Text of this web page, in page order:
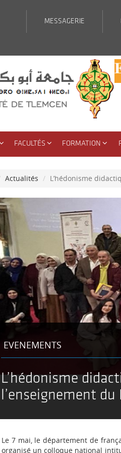
MESSAGERIE
FACULTÉS FORMATION
Actualités L’hédonisme
EVENEMENTS
L’hédonisme
l’enseignement du
Le 7 mai, le département de
organisé un colloque national